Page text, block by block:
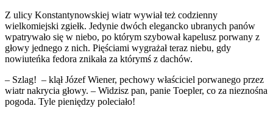
Z ulicy Konstantynowskiej wiatr wywiał też codzienny
wielkomiejski zgiełk. Jedynie dwóch elegancko ubranych panów
wpatrywało się w niebo, po którym szybował kapelusz porwany z
głowy jednego z nich. Pięściami wygrażał teraz niebu, gdy
nowiuteńka fedora znikała za którymś z dachów.
– Szlag! – klął Józef Wiener, pechowy właściciel porwanego przez
wiatr nakrycia głowy. – Widzisz pan, panie Toepler, co za nieznośna
pogoda. Tyle pieniędzy poleciało!